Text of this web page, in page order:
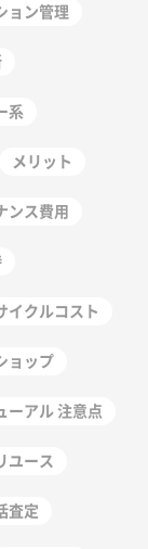
ョン管理
系
メリット
ンス費用
イクルコスト
ョップ
ーアル 注意点
ユース
査定